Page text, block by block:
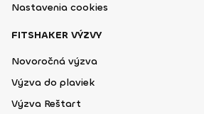
Nastavenia cookies
FITSHAKER VÝZVY
Novoročná výzva
Výzva do plaviek
Výzva Reštart